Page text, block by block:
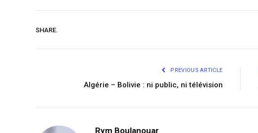
SHARE.
PREVIOUS ARTICLE
Algérie – Bolivie : ni public, ni télévision
Rym Boulanouar